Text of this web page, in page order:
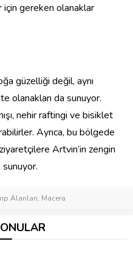
gereken olanaklar
güzelliği değil, aynı
olanakları da sunuyor.
nehir raftingi ve bisiklet
Ayrıca, bu bölgede
Artvin’in zengin
sunuyor.
Alanları, Macera